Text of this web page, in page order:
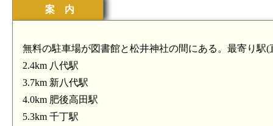
案 内
無料の駐車場が図書館と松井神社の間にある。最寄り駅(
2.4km 八代駅
3.7km 新八代駅
4.0km 肥後高田駅
5.3km 千丁駅